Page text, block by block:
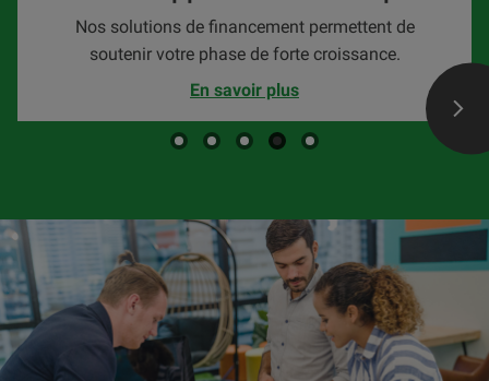
Nos solutions de financement permettent de
soutenir votre phase de forte croissance.
En savoir plus